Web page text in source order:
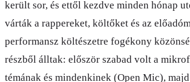
került sor, és ettől kezdve minden hónap
várták a rappereket, költőket és az
performansz költészetre fogékony
részből álltak: először szabad volt a
témának és mindenkinek (Open Mic),